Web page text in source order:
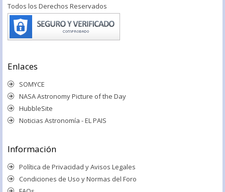
Todos los Derechos Reservados
Enlaces
SOMYCE
NASA Astronomy Picture of the Day
HubbleSite
Noticias Astronomía - EL PAIS
Información
Política de Privacidad y Avisos Legales
Condiciones de Uso y Normas del Foro